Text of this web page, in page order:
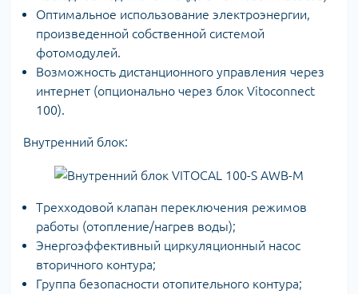
Оптимальное использование электроэнергии,
произведенной собственной системой
фотомодулей.
Возможность дистанционного управления через
интернет (опционально через блок Vitoconnect
100).
Внутренний блок:
Трехходовой клапан переключения режимов
работы (отопление/нагрев воды);
Энергоэффективный циркуляционный насос
вторичного контура;
Группа безопасности отопительного контура;